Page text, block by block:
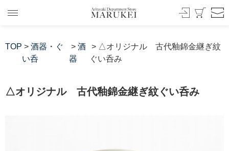
TOP > 酒器・ぐ
い呑
>酒
器
> △オリジナル 古代釉錦金継ぎ紋
ぐい呑み
△オリジナル 古代釉錦金継ぎ紋ぐい呑み